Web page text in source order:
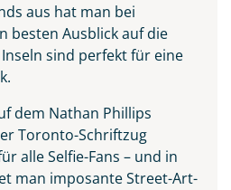
aus hat man bei
besten Ausblick auf die
sind perfekt für eine
dem Nathan Phillips
Toronto-Schriftzug
alle Selfie-Fans – und in
man imposante Street-Art-